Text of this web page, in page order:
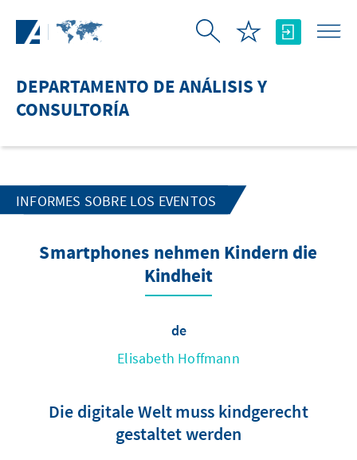
DEPARTAMENTO DE ANÁLISIS Y
CONSULTORÍA
INFORMES SOBRE LOS EVENTOS
Smartphones nehmen Kindern die
Kindheit
de
Elisabeth Hoffmann
Die digitale Welt muss kindgerecht
gestaltet werden